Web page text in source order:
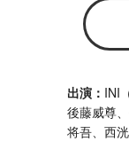
INI
後藤威尊
将吾、西